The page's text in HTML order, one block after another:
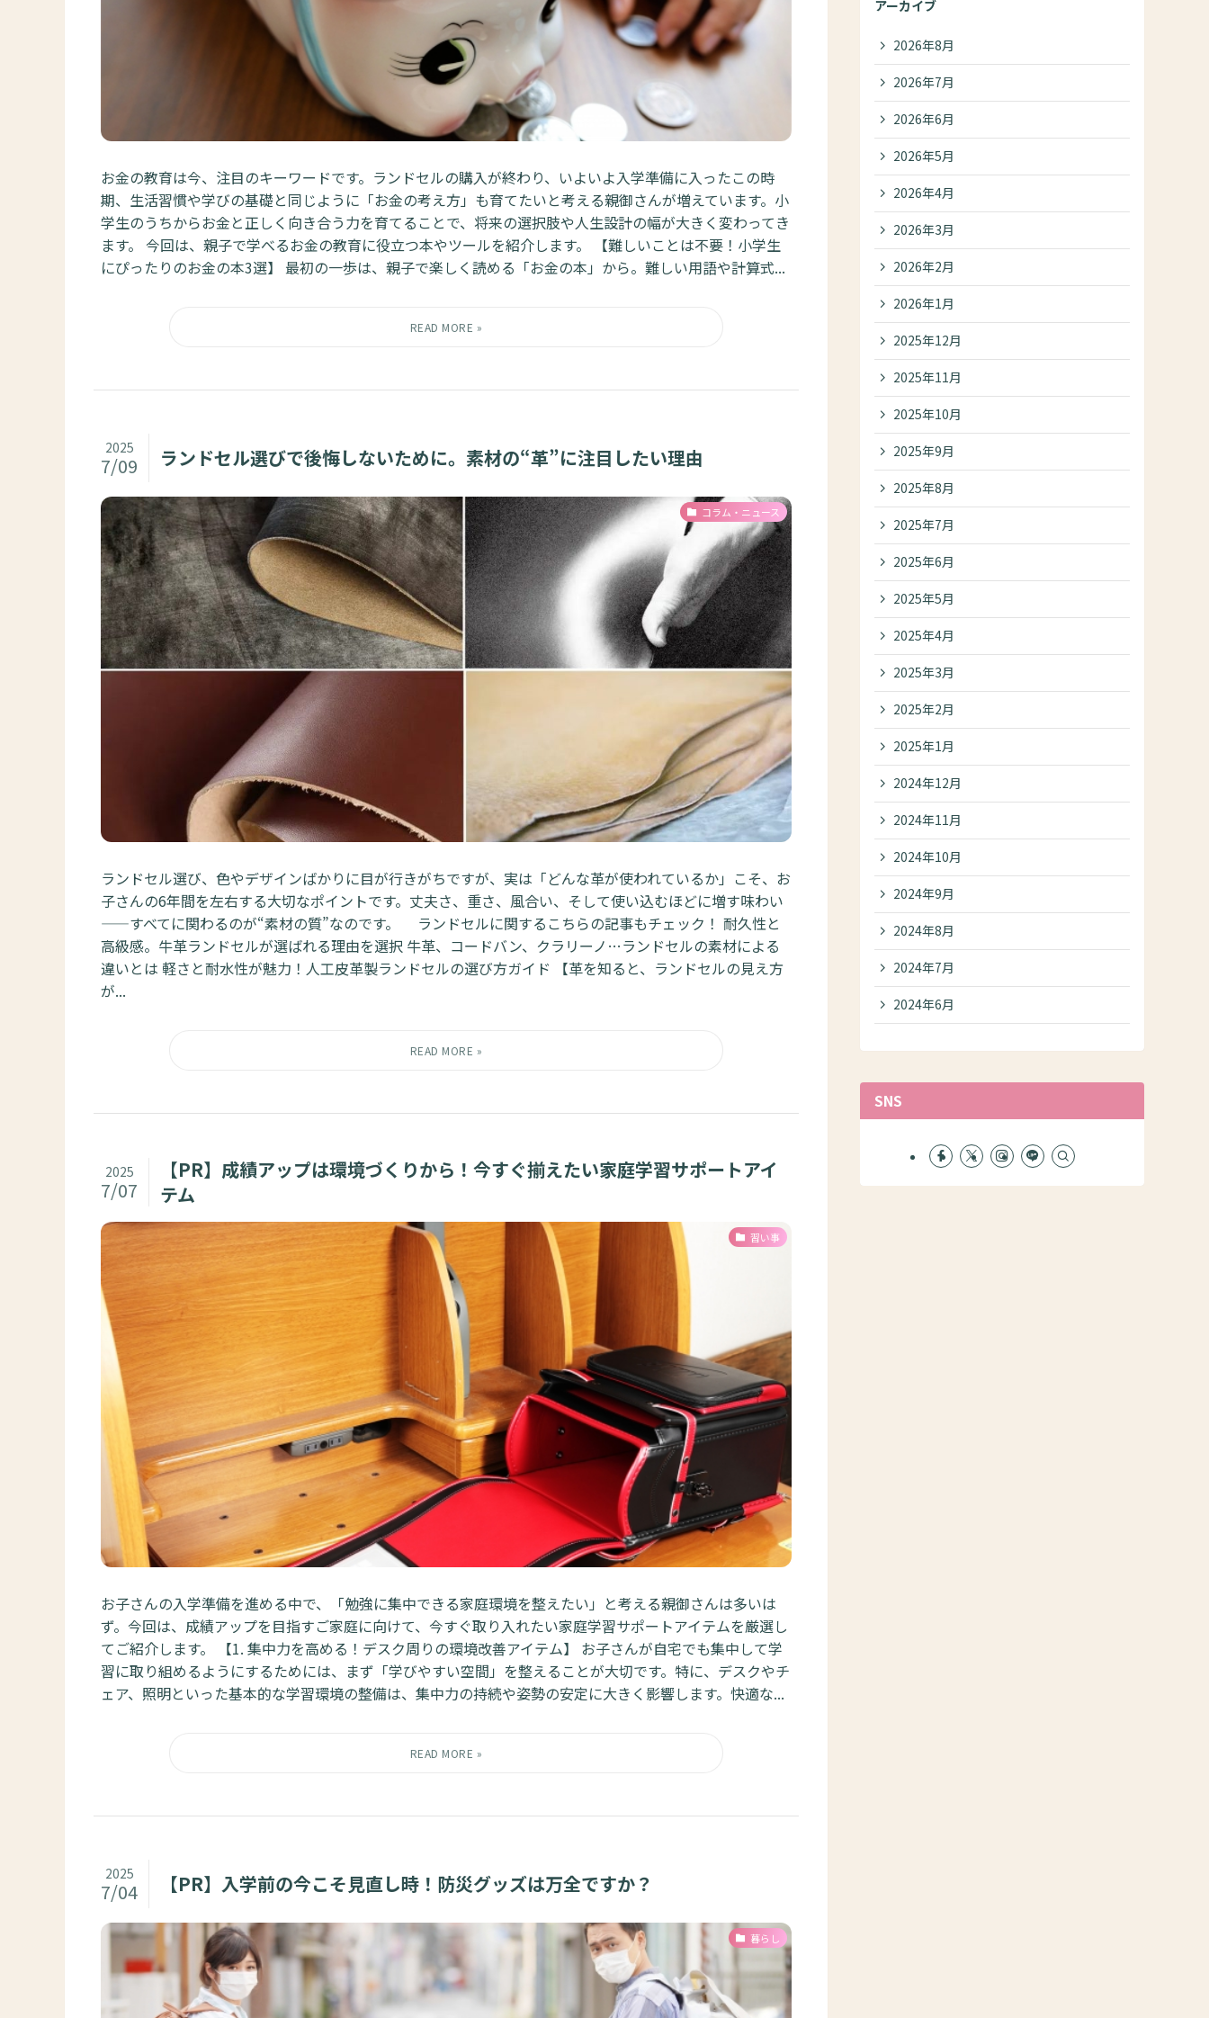
お金の教育は今、注目のキーワードです。ランドセルの購入が終わり、いよいよ入学準備に入ったこの時
期、生活習慣や学びの基礎と同じように「お金の考え方」も育てたいと考える親御さんが増えています。小
学生のうちからお金と正しく向き合う力を育てることで、将来の選択肢や人生設計の幅が大きく変わってき
ます。 今回は、親子で学べるお金の教育に役立つ本やツールを紹介します。 【難しいことは不要！小学生
にぴったりのお金の本3選】 最初の一歩は、親子で楽しく読める「お金の本」から。難しい用語や計算式...
ランドセル選びで後悔しないために。素材の“革”に注目したい理由
2025
7/09
コラム・ニュース
ランドセル選び、色やデザインばかりに目が行きがちですが、実は「どんな革が使われているか」こそ、お
子さんの6年間を左右する大切なポイントです。丈夫さ、重さ、風合い、そして使い込むほどに増す味わい
——すべてに関わるのが“素材の質”なのです。 ランドセルに関するこちらの記事もチェック！ 耐久性と
高級感。牛革ランドセルが選ばれる理由を選択 牛革、コードバン、クラリーノ…ランドセルの素材による
違いとは 軽さと耐水性が魅力！人工皮革製ランドセルの選び方ガイド 【革を知ると、ランドセルの見え方
が...
【PR】成績アップは環境づくりから！今すぐ揃えたい家庭学習サポートアイ
テム
2025
7/07
習い事
お子さんの入学準備を進める中で、「勉強に集中できる家庭環境を整えたい」と考える親御さんは多いは
ず。今回は、成績アップを目指すご家庭に向けて、今すぐ取り入れたい家庭学習サポートアイテムを厳選し
てご紹介します。 【1. 集中力を高める！デスク周りの環境改善アイテム】 お子さんが自宅でも集中して学
習に取り組めるようにするためには、まず「学びやすい空間」を整えることが大切です。特に、デスクやチ
ェア、照明といった基本的な学習環境の整備は、集中力の持続や姿勢の安定に大きく影響します。快適な...
【PR】入学前の今こそ見直し時！防災グッズは万全ですか？
2025
7/04
暮らし
アーカイブ
2026年8月
2026年7月
2026年6月
2026年5月
2026年4月
2026年3月
2026年2月
2026年1月
2025年12月
2025年11月
2025年10月
2025年9月
2025年8月
2025年7月
2025年6月
2025年5月
2025年4月
2025年3月
2025年2月
2025年1月
2024年12月
2024年11月
2024年10月
2024年9月
2024年8月
2024年7月
2024年6月
SNS